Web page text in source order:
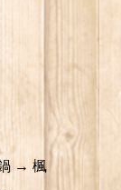
→ 楓